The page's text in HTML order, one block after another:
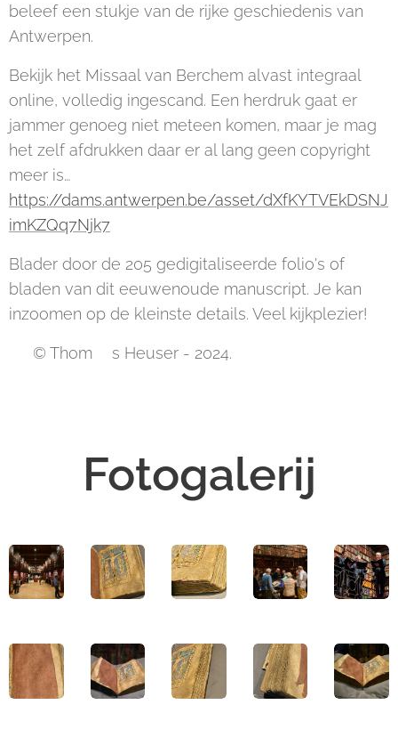
beleef een stukje van de rijke geschiedenis van
Antwerpen.
Bekijk het Missaal van Berchem alvast integraal
online, volledig ingescand. Een herdruk gaat er
jammer genoeg niet meteen komen, maar je mag
het zelf afdrukken daar er al lang geen copyright
meer is…
https://dams.antwerpen.be/asset/dXfKYTVEkDSNJ
imKZQq7Njk7
Blader door de 205 gedigitaliseerde folio's of
bladen van dit eeuwenoude manuscript. Je kan
inzoomen op de kleinste details. Veel kijkplezier!
📸 © Thom🅰️s Heuser - 2024.
Fotogalerij